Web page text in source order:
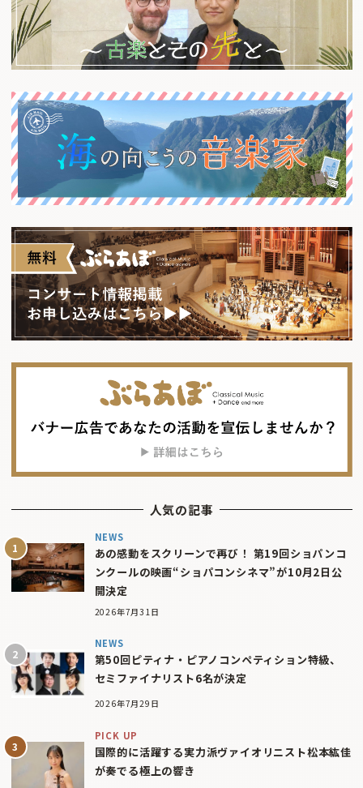
人気の記事
NEWS
あの感動をスクリーンで再び！ 第19回ショパンコ
ンクールの映画“ショパコンシネマ”が10月2日公
開決定
2026年7月31日
NEWS
第50回ピティナ・ピアノコンペティション特級、
セミファイナリスト6名が決定
2026年7月29日
PICK UP
国際的に活躍する実力派ヴァイオリニスト松本紘佳
が奏でる極上の響き